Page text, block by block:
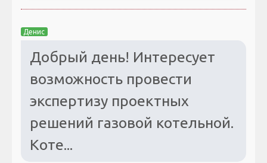
Денис
Добрый день! Интересует
возможность провести
экспертизу проектных
решений газовой котельной.
Коте...